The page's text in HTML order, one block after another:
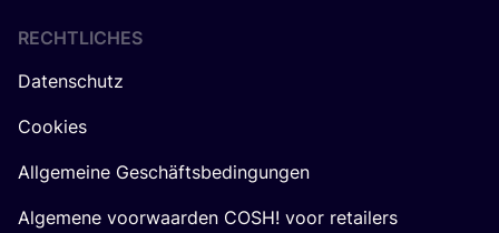
RECHTLICHES
Datenschutz
Cookies
Allgemeine Geschäftsbedingungen
Algemene voorwaarden COSH! voor retailers